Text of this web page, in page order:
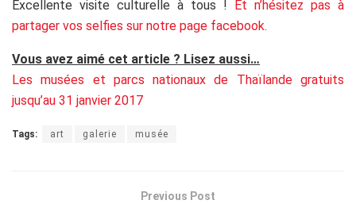
Excellente visite culturelle à tous !
Et n’hésitez pas à
partager vos selfies sur notre page facebook.
Vous avez aimé cet article ? Lisez aussi…
Les musées et parcs nationaux de Thaïlande gratuits
jusqu’au 31 janvier 2017
Tags: art galerie musée
Previous Post